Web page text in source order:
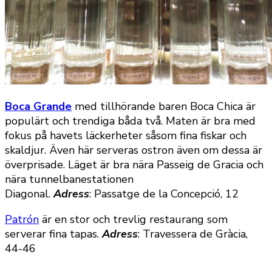
Boca Grande med tillhörande baren Boca Chica är
populärt och trendiga båda två. Maten är bra med
fokus på havets läckerheter såsom fina fiskar och
skaldjur. Även här serveras ostron även om dessa är
överprisade. Läget är bra nära Passeig de Gracia och
nära tunnelbanestationen
Diagonal.Adress: Passatge de la Concepció, 12
Patrón är en stor och trevlig restaurang som
serverar fina tapas.Adress: Travessera de Gràcia,
44-46